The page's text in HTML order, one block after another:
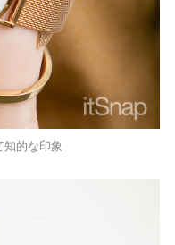
知的な印象